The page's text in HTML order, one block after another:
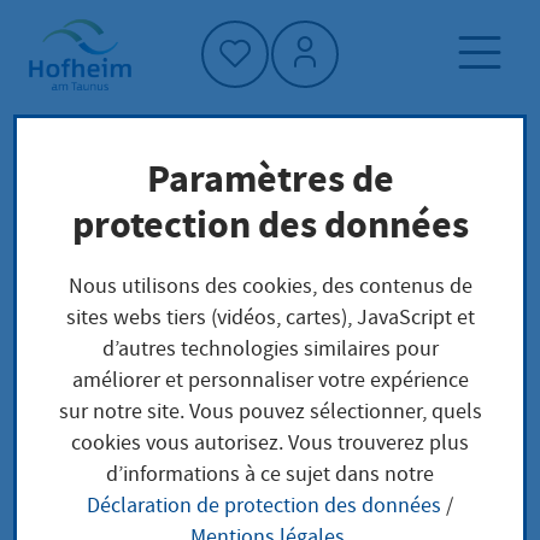
Accueil"
Page d'accueil
Trouver un service
Préoccupations locales
Anerkennung von Prüfstellen für
Durchflussmesseinrichtungen und
Drosselorgane beantragen
Anerkennung von
Prüfstellen für
Paramètres de
protection des données
Nous utilisons des cookies, des contenus de
sites webs tiers (vidéos, cartes), JavaScript et
d’autres technologies similaires pour
améliorer et personnaliser votre expérience
sur notre site. Vous pouvez sélectionner, quels
cookies vous autorisez. Vous trouverez plus
d’informations à ce sujet dans notre
Déclaration de protection des données /